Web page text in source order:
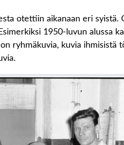
otettiin aikanaan eri syistä.
1950-luvun alussa
ryhmäkuvia, kuvia ihmisistä